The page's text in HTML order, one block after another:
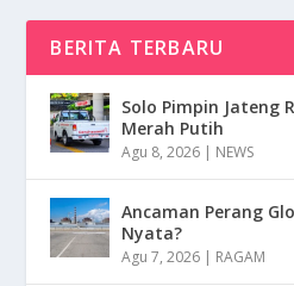
BERITA TERBARU
Solo Pimpin Jateng
Merah Putih
Agu 8, 2026 | NEWS
Ancaman Perang
Nyata?
Agu 7, 2026 | RAGAM